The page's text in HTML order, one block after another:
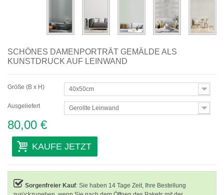
SCHÖNES DAMENPORTRÄT GEMÄLDE ALS
KUNSTDRUCK AUF LEINWAND
Größe (B x H) 40x50cm
Ausgeliefert Gerollte Leinwand
80,00 €
KAUFE JETZT
Sorgenfreier Kauf: Sie haben 14 Tage Zeit, Ihre Bestellung